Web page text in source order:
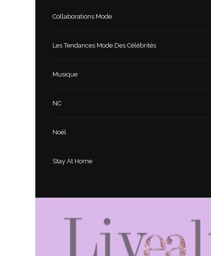
Collaborations Mode
Les Tendances Mode Des Célébrités
Musique
NC
Noël
Stay At Home